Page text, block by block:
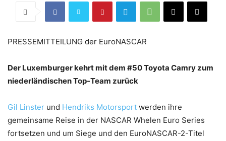
PRESSEMITTEILUNG der EuroNASCAR
Der Luxemburger kehrt mit dem #50 Toyota Camry zum
niederländischen Top-Team zurück
Gil Linster und Hendriks Motorsport werden ihre
gemeinsame Reise in der NASCAR Whelen Euro Series
fortsetzen und um Siege und den EuroNASCAR-2-Titel